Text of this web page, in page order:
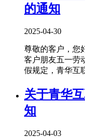
的通知
2025-04-30
尊敬的客户，您
客户朋友五一劳
假规定，青华互
关于青华
知
2025-04-03